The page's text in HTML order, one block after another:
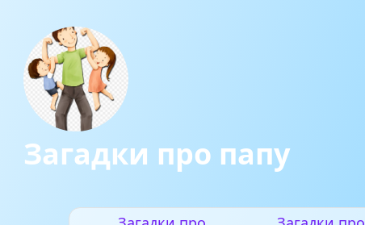
Загадки про папу